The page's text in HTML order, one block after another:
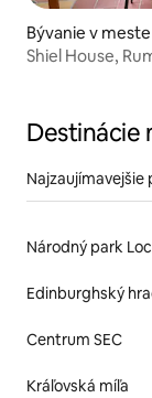
Bývanie v
Shiel House,
Destinácie
Edinburghský
Centrum SEC
Kráľovská míľa